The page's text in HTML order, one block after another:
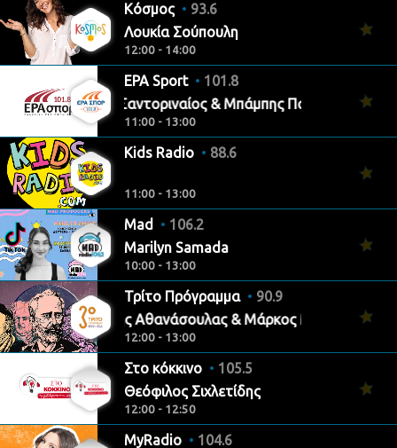
Κόσμος
93.6
Λουκία Σούπουλη
12:00 - 14:00
ΕΡΑ Sport
101.8
Γιάννης Σαντοριναίος & Μπάμπης Παπάζογλου
11:00 - 13:00
Kids Radio 88.6
11:00 - 13:00
Mad
106.2
Marilyn Samada
10:00 - 13:00
Τρίτο Πρόγραμμα
90.9
Σταμάτης Αθανάσουλας & Μάρκος Μωυσίδης
12:00 - 13:00
Στο κόκκινο
105.5
Θεόφιλος Σιχλετίδης
12:00 - 12:50
MyRadio
104.6